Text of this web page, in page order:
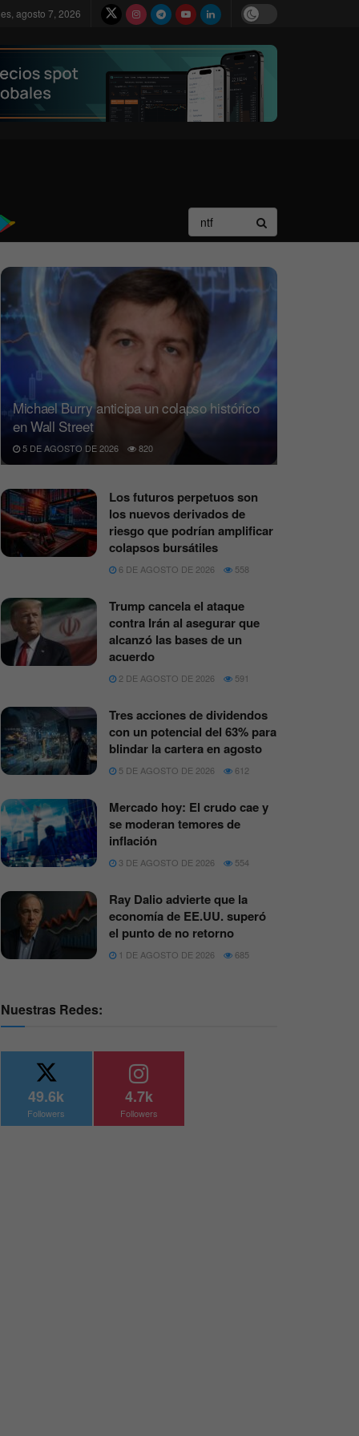
agosto 7, 2026
Michael Burry anticipa un colapso histórico
en Wall Street
5 DE AGOSTO DE 2026 820
Los futuros perpetuos son
los nuevos derivados de
riesgo que podrían amplificar
colapsos bursátiles
6 DE AGOSTO DE 2026 558
Trump cancela el ataque
contra Irán al asegurar que
alcanzó las bases de un
acuerdo
2 DE AGOSTO DE 2026 591
Tres acciones de dividendos
con un potencial del 63% para
blindar la cartera en agosto
5 DE AGOSTO DE 2026 612
Mercado hoy: El crudo cae y
se moderan temores de
inflación
3 DE AGOSTO DE 2026 554
Ray Dalio advierte que la
economía de EE.UU. superó
el punto de no retorno
1 DE AGOSTO DE 2026 685
Nuestras Redes:
49.6k
Followers
4.7k
Followers